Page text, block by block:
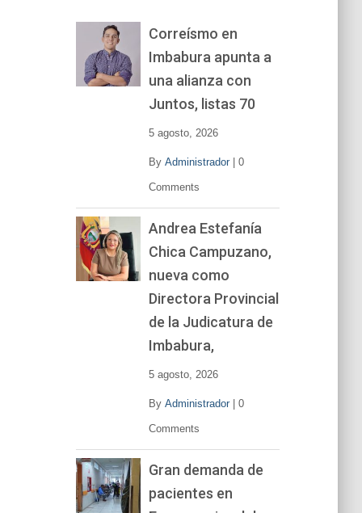
Correísmo en
Imbabura apunta a
una alianza con
Juntos, listas 70
5 agosto, 2026
By Administrador| 0
Comments
Andrea Estefanía
Chica Campuzano,
nueva como
Directora Provincial
de la Judicatura de
Imbabura,
5 agosto, 2026
By Administrador| 0
Comments
Gran demanda de
pacientes en